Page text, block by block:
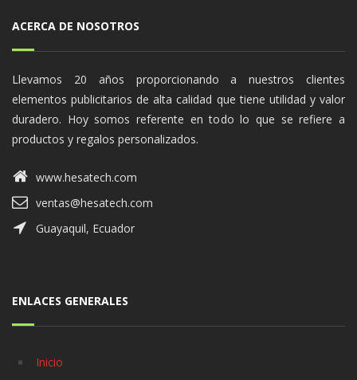
ACERCA DE NOSOTROS
Llevamos 20 años proporcionando a nuestros clientes
elementos publicitarios de alta calidad que tiene utilidad y valor
duradero. Hoy somos referente en todo lo que se refiere a
productos y regalos personalizados.
www.hesatech.com
ventas@hesatech.com
Guayaquil, Ecuador
ENLACES GENERALES
Inicio